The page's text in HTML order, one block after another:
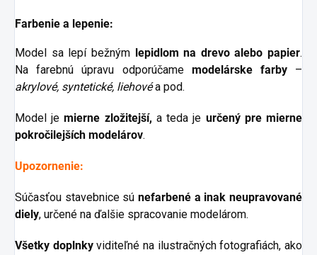
Farbenie a lepenie:
Model sa lepí bežným lepidlom na drevo alebo papier.
Na farebnú úpravu odporúčame modelárske farby–
akrylové, syntetické, liehovéa pod.
Model jemierne zložitejší, a teda je určený pre mierne
pokročilejších modelárov.
Upozornenie:
Súčasťou stavebnice sú nefarbené a inak neupravované
diely, určené na ďalšie spracovanie modelárom.
Všetky doplnkyviditeľné na ilustračných fotografiách, ako